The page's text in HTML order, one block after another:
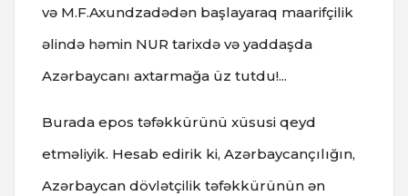
və M.F.Axundzadədən başlayaraq maarifçilik
əlində həmin NUR tarixdə və yaddaşda
Azərbaycanı axtarmağa üz tutdu!...
Burada epos təfəkkürünü xüsusi qeyd
etməliyik. Hesab edirik ki, Azərbaycançılığın,
Azərbaycan dövlətçilik təfəkkürünün ən